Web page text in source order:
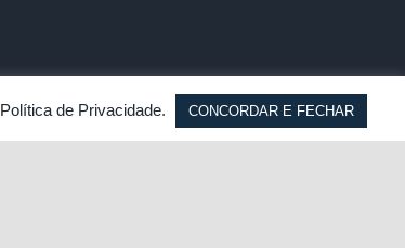
Política de Privacidade. CONCORDAR E FECHAR